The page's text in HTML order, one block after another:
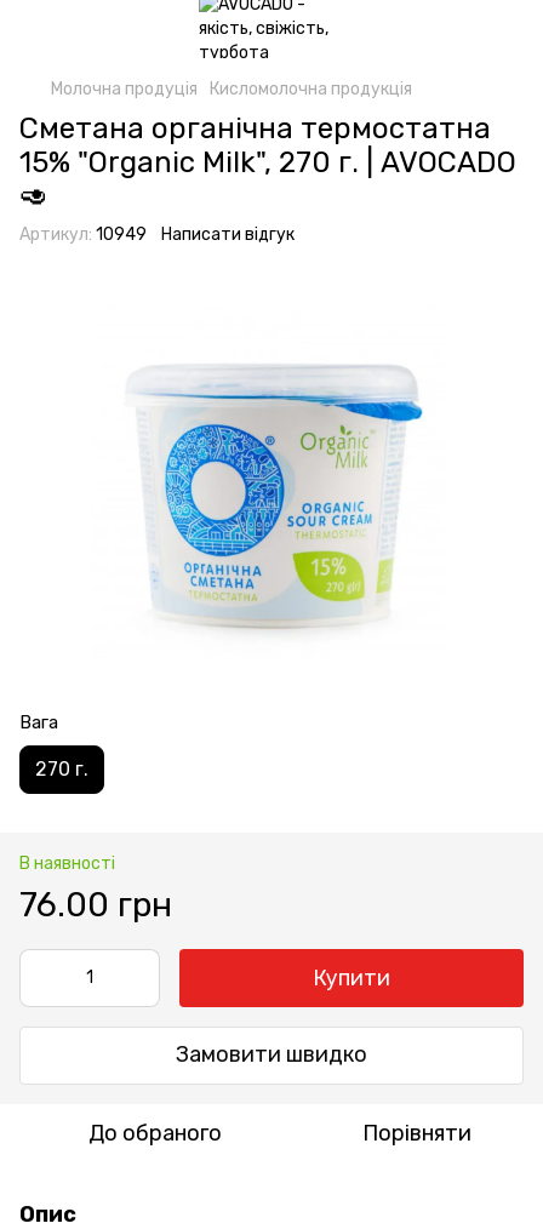
Молочна продуція Кисломолочна продукція
Сметана органічна термостатна
15% "Organic Milk", 270 г. | AVOCADO
🥑
Артикул: 10949 Написати відгук
Вага
270 г.
В наявності
76.00 грн
Купити
Замовити швидко
До обраного Порівняти
Опис